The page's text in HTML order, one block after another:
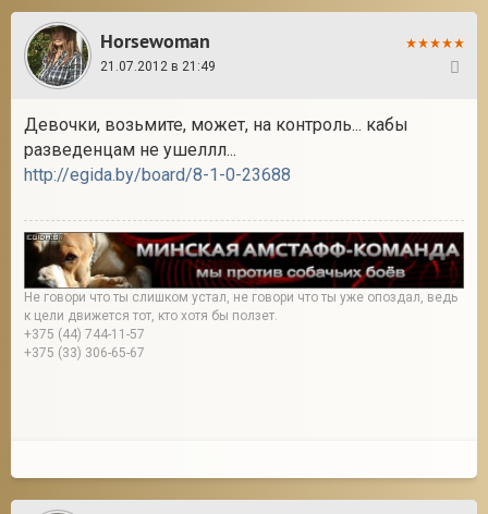
Horsewoman
21.07.2012 в 21:49
Девочки, возьмите, может, на контроль... кабы
разведенцам не ушеллл...
http://egida.by/board/8-1-0-23688
Не говори что ты слишком устал, не говори что ты уже опоздал, ведь
к цели движется тот, кто хотя бы ползет.
+375 (44) 744-11-57
+375 (33) 306-65-67